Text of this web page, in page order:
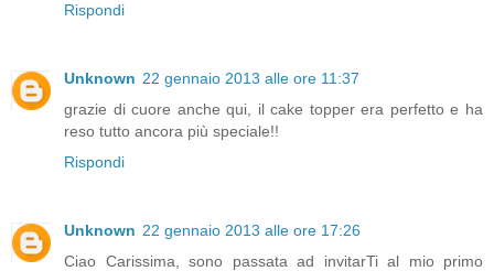
Rispondi
Unknown 22 gennaio 2013 alle ore 11:37
grazie di cuore anche qui, il cake topper era perfetto e ha
reso tutto ancora più speciale!!
Rispondi
Unknown 22 gennaio 2013 alle ore 17:26
Ciao Carissima, sono passata ad invitarTi al mio primo